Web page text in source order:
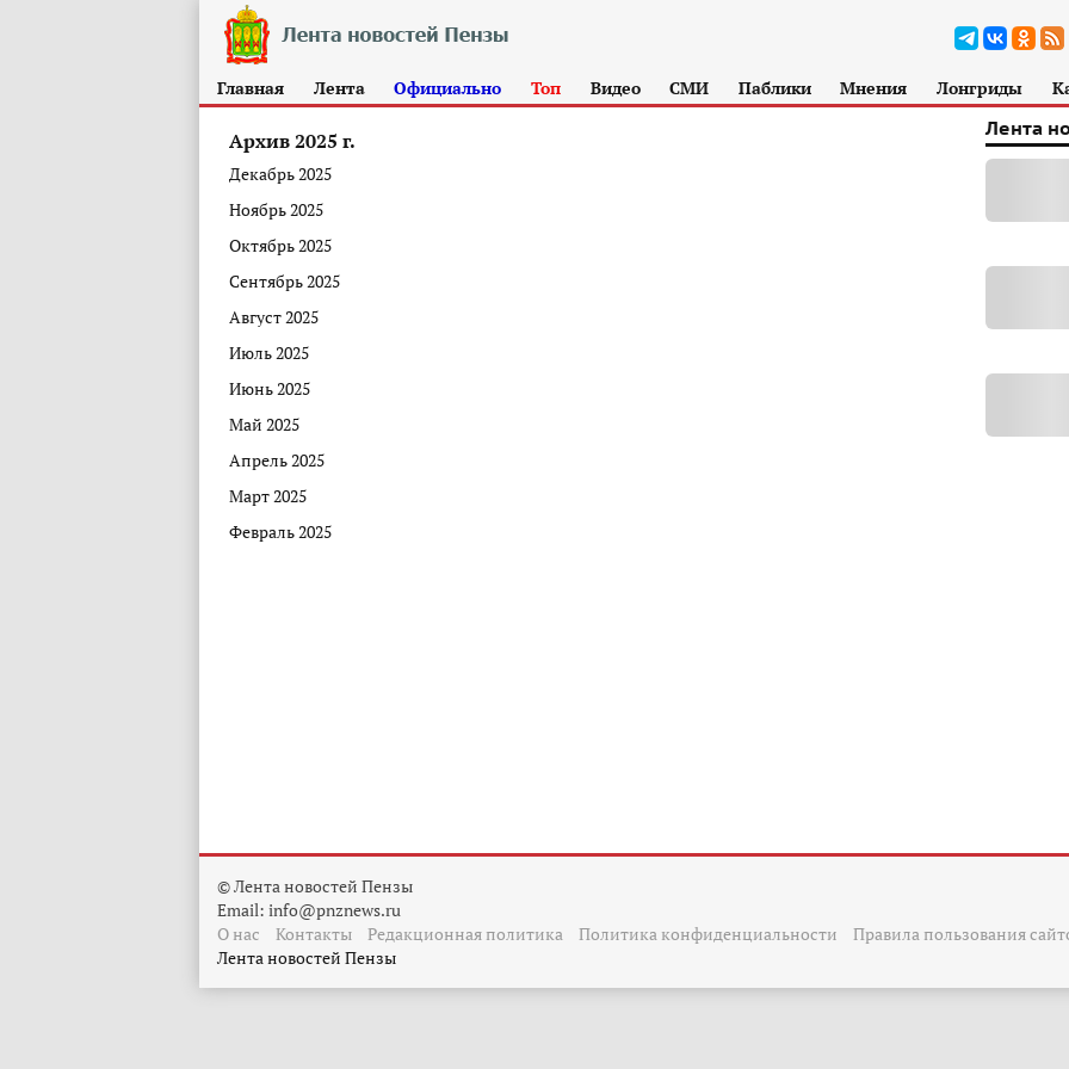
Главная Лента Официально Топ Видео СМИ Паблики Мнения Лонгриды
Архив 2025 г.
Декабрь 2025
Ноябрь 2025
Октябрь 2025
Сентябрь 2025
Август 2025
Июль 2025
Июнь 2025
Май 2025
Апрель 2025
Март 2025
Февраль 2025
Лента
© Лента новостей Пензы
Email: info@pnznews.ru
О нас
Контакты Редакционная политика Политика конфиденциальности Правила пользования
Лента новостей Пензы